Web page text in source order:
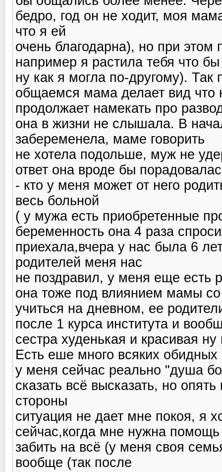
бедро, год он не ходит, моя
что я ей
очень благодарна), но при
например я растила тебя что
ну как я могла по-другому).
общаемся мама делает вид что
продолжает намекать про
она в жизни не слышала. В
забеременела, маме говорить
не хотела подольше, муж не
ответ она вроде бы
- кто у меня может от него
весь больной
( у мужа есть приобретенные
беременность она 4 раза
приехала,вчера у нас была 6
родителей меня нас
не поздравил, у меня еще есть
она тоже под влиянием мамы
учиться на дневном, ее
после 1 курса института и
сестра худенькая и красивая
Есть еше много всяких обидных
у меня сейчас реально "душа
сказать всё высказать, но
стороны
ситуация не дает мне покоя, я
сейчас,когда мне нужна
забить на всё (у меня своя
вообще (так после